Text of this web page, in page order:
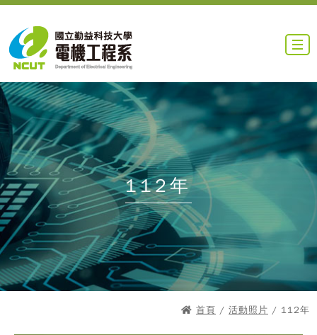
112年
首頁 / 活動照片 / 112年